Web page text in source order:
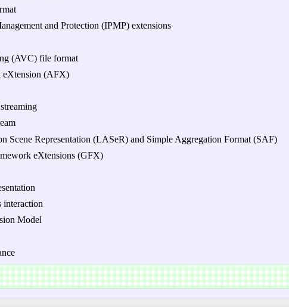
and Protection (IPMP) extensions
(AVC) file format
eXtension (AFX)
Scene Representation (LASeR) and Simple Aggregation Format (SAF)
eXtensions (GFX)
interaction
Model